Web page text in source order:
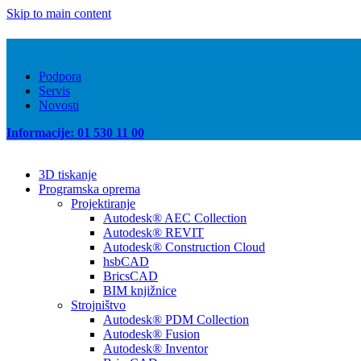
Skip to main content
Podpora
Servis
Novosti
Informacije: 01 530 11 00
3D tiskanje
Programska oprema
Projektiranje
Autodesk® AEC Collection
Autodesk® REVIT
Autodesk® Construction Cloud
hsbCAD
BricsCAD
BIM knjižnice
Strojništvo
Autodesk® PDM Collection
Autodesk® Fusion
Autodesk® Inventor